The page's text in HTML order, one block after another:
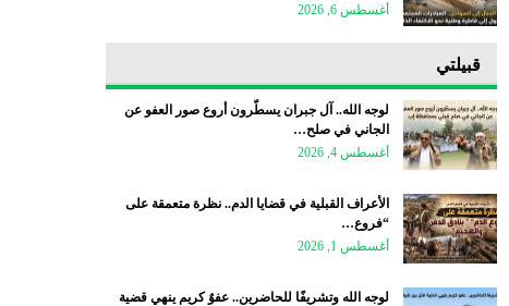
أغسطس 6, 2026
قبيلتي
لوجه الله.. آل جبران يسطّرون أروع صور العفو عن
الجاني في صلح…
أغسطس 4, 2026
الأعراف القبلية في قضايا الدم.. نظرة متعمقة على
“فروع…
أغسطس 1, 2026
لوجه الله وتشريفًا للحاضرين.. عفوٌ كريم ينهي قضية